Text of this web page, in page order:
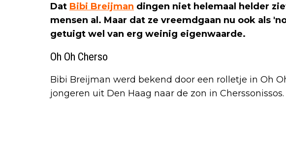
Dat Bibi Breijman dingen niet helemaal helder
mensen al. Maar dat ze vreemdgaan nu ook als
getuigt wel van erg weinig eigenwaarde.
Oh Oh Cherso
Bibi Breijman werd bekend door een rolletje in Oh
jongeren uit Den Haag naar de zon in Cherssonissos.